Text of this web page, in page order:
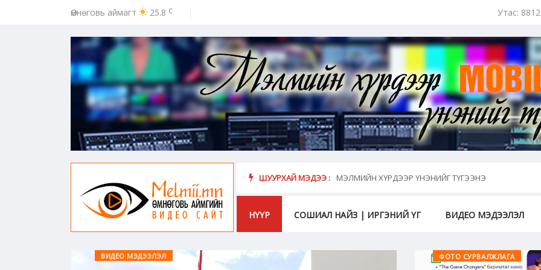
Өмнөговь аймагт 25.8 c Утас:
ШУУРХАЙ МЭДЭЭ :
урьдчилан сэргийлэх, хамгаалахад хүн бүрийн оролцоо идэвх чармай... МЭЛМИЙН ХҮРДЭЭР ҮНЭНИЙГ ТҮГЭЭНЭ
НҮҮР СОШИАЛ НАЙЗ | ИРГЭНИЙ ҮГ ВИДЕО МЭДЭЭЛЭЛ
ВИДЕО МЭДЭЭЛЭЛ ВИДЕО МЭДЭЭЛЭЛ
ФОТО СУРВАЛЖЛАГА